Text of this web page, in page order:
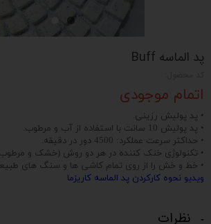
پد الماسه Buff
اتمام موجودی
• پد پولیش رزینی.
• پد پولیش 10 سانت با استفاده از آب و مرطوب.
• حداکثر سرعت عملکرد: 4500 دور در دقیقه.
• تکنولوژی خنک کننده در هر دو روش (خشک و
• خط و خش را از روی تمام کاشی ها و سنگ های
ویدیو نحوه کارکردن پد الماسه کاریزما
نظرات